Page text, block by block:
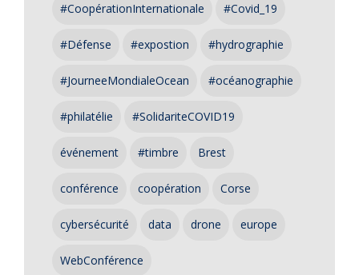
#CoopérationInternationale #Covid_19
#Défense #expostion #hydrographie
#JourneeMondialeOcean #océanographie
#philatélie #SolidariteCOVID19
événement #timbre Brest
conférence coopération Corse
cybersécurité data drone europe
WebConférence